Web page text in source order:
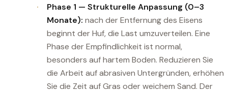
Phase 1 — Strukturelle Anpassung (0–3
Monate): nach der Entfernung des Eisens
beginnt der Huf, die Last umzuverteilen. Eine
Phase der Empfindlichkeit ist normal,
besonders auf hartem Boden. Reduzieren Sie
die Arbeit auf abrasiven Untergründen, erhöhen
Sie die Zeit auf Gras oder weichem Sand. Der